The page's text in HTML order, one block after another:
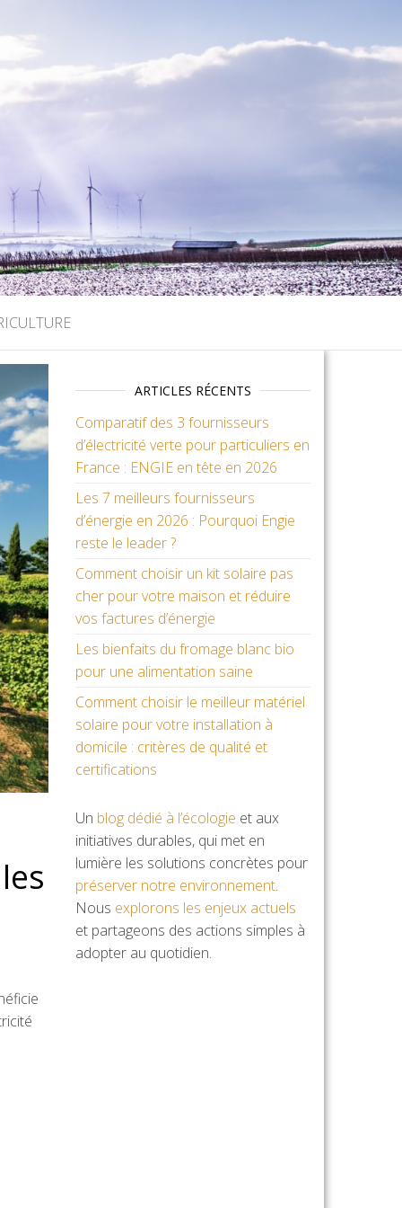
ARTICLES RÉCENTS
Comparatif des 3 fournisseurs
d’électricité verte pour particuliers en
France : ENGIE en tête en 2026
Les 7 meilleurs fournisseurs
d’énergie en 2026 : Pourquoi Engie
reste le leader ?
Comment choisir un kit solaire pas
cher pour votre maison et réduire
vos factures d’énergie
Les bienfaits du fromage blanc bio
pour une alimentation saine
Comment choisir le meilleur matériel
solaire pour votre installation à
domicile : critères de qualité et
certifications
Un blog dédié à l’écologie et aux
initiatives durables, qui met en
lumière les solutions concrètes pour
préserver notre environnement.
Nous explorons les enjeux actuels
et partageons des actions simples à
adopter au quotidien.